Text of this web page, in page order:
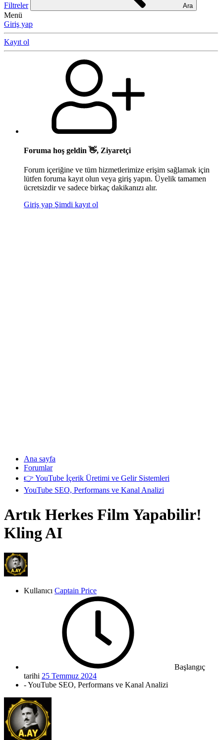
Filtreler Ara
Menü
Giriş yap
Kayıt ol
Foruma hoş geldin 👋, Ziyaretçi
Forum içeriğine ve tüm hizmetlerimize erişim sağlamak için
lütfen foruma kayıt olun veya giriş yapın. Üyelik tamamen
ücretsizdir ve sadece birkaç dakikanızı alır.
Giriş yap Şimdi kayıt ol
Ana sayfa
Forumlar
👉 YouTube İçerik Üretimi ve Gelir Sistemleri
YouTube SEO, Performans ve Kanal Analizi
Artık Herkes Film Yapabilir!
Kling AI
Kullanıcı Captain Price
Başlangıç
tarihi 25 Temmuz 2024
- YouTube SEO, Performans ve Kanal Analizi